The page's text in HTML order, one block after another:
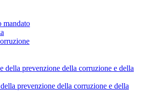
mandato
della prevenzione della corruzione e della
prevenzione della corruzione e della